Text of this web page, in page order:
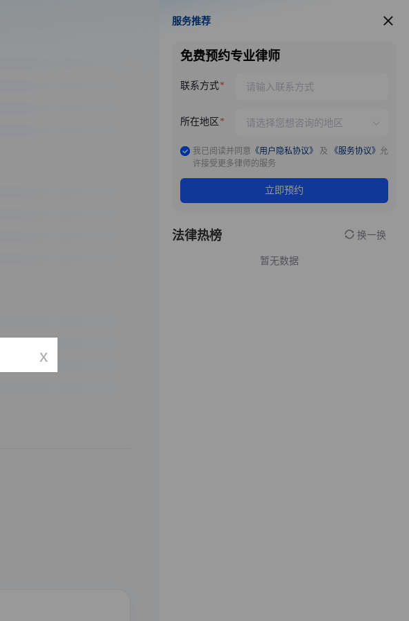
服务推荐
服务推荐
免费预约专业律师
联系方式
所在地区
我已阅读并同意 《用户隐私协议》 及 《服务协议》 允
许接受更多律师的服务
立即预约
法律热榜 换一换
暂无数据
x